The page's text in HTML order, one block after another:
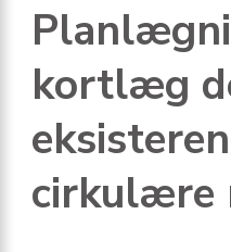
kortlæg
cirkulære